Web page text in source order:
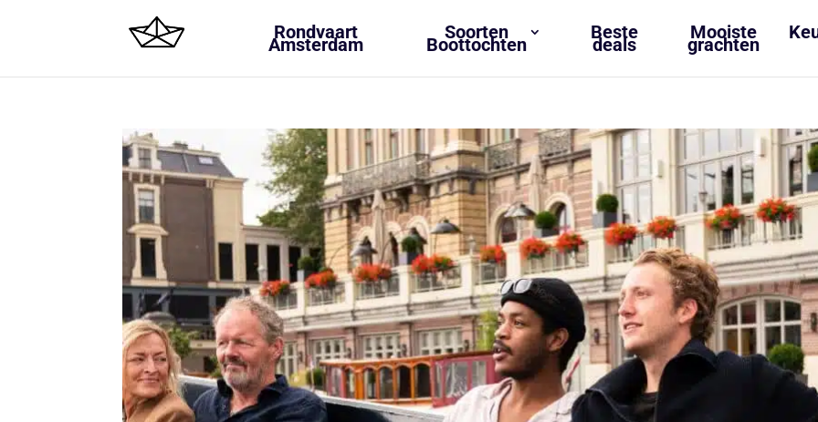
Rondvaart
Amsterdam
Soorten
Boottochten
Beste
deals
Mooiste
grachten